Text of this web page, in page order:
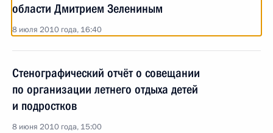
области Дмитрием Зелениным
8 июля 2010 года, 16:40
Стенографический отчёт о совещании
по организации летнего отдыха детей
и подростков
8 июня 2010 года, 15:00